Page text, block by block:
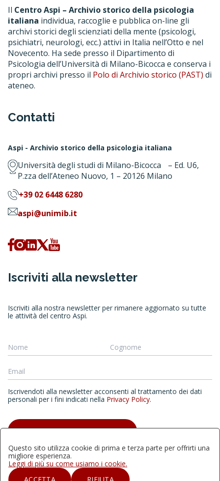
Il Centro Aspi – Archivio storico della psicologia
italiana individua, raccoglie e pubblica on-line gli
archivi storici degli scienziati della mente (psicologi,
psichiatri, neurologi, ecc.) attivi in Italia nell’Otto e nel
Novecento. Ha sede presso il Dipartimento di
Psicologia dell’Università di Milano-Bicocca e conserva i
propri archivi presso il Polo di Archivio storico (PAST) di
ateneo.
Contatti
Aspi - Archivio storico della psicologia italiana
Università degli studi di Milano-Bicocca – Ed. U6,
P.zza dell’Ateneo Nuovo, 1 – 20126 Milano
+39 02 6448 6280
aspi@unimib.it
Iscriviti alla newsletter
Iscriviti alla nostra newsletter per rimanere aggiornato su tutte
le attività del centro Aspi.
Iscrivendoti alla newsletter acconsenti al trattamento dei dati
personali per i fini indicati nella Privacy Policy.
ISCRIVITI ALLA NEWSLETTER
Quest'opera è distribuita con Licenza Creative Commons
Questo sito utilizza cookie di prima e terza parte per offrirti una
migliore esperienza.
Leggi di più su come usiamo i cookie.